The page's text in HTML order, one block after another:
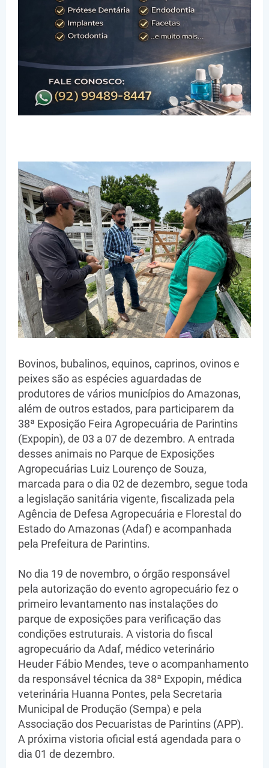
Bovinos, bubalinos, equinos, caprinos, ovinos e
peixes são as espécies aguardadas de
produtores de vários municípios do Amazonas,
além de outros estados, para participarem da
38ª Exposição Feira Agropecuária de Parintins
(Expopin), de 03 a 07 de dezembro. A entrada
desses animais no Parque de Exposições
Agropecuárias Luiz Lourenço de Souza,
marcada para o dia 02 de dezembro, segue toda
a legislação sanitária vigente, fiscalizada pela
Agência de Defesa Agropecuária e Florestal do
Estado do Amazonas (Adaf) e acompanhada
pela Prefeitura de Parintins.
No dia 19 de novembro, o órgão responsável
pela autorização do evento agropecuário fez o
primeiro levantamento nas instalações do
parque de exposições para verificação das
condições estruturais. A vistoria do fiscal
agropecuário da Adaf, médico veterinário
Heuder Fábio Mendes, teve o acompanhamento
da responsável técnica da 38ª Expopin, médica
veterinária Huanna Pontes, pela Secretaria
Municipal de Produção (Sempa) e pela
Associação dos Pecuaristas de Parintins (APP).
A próxima vistoria oficial está agendada para o
dia 01 de dezembro.